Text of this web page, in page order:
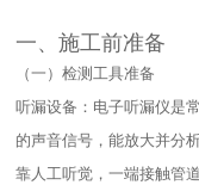
一、施工前准备​
（一）检测工具准备​
听漏设备：电子听漏仪是
的声音信号，能放大并分
靠人工听觉，一端接触管